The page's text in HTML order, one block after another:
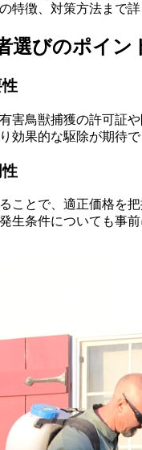
特徴、対策方法まで
選びのポイン
害鳥獣捕獲の許可証
効果的な駆除が期待
ことで、適正価格を
生条件についても事